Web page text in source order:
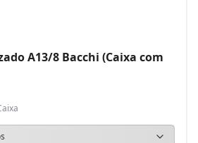
A13/8 Bacchi (Caixa com